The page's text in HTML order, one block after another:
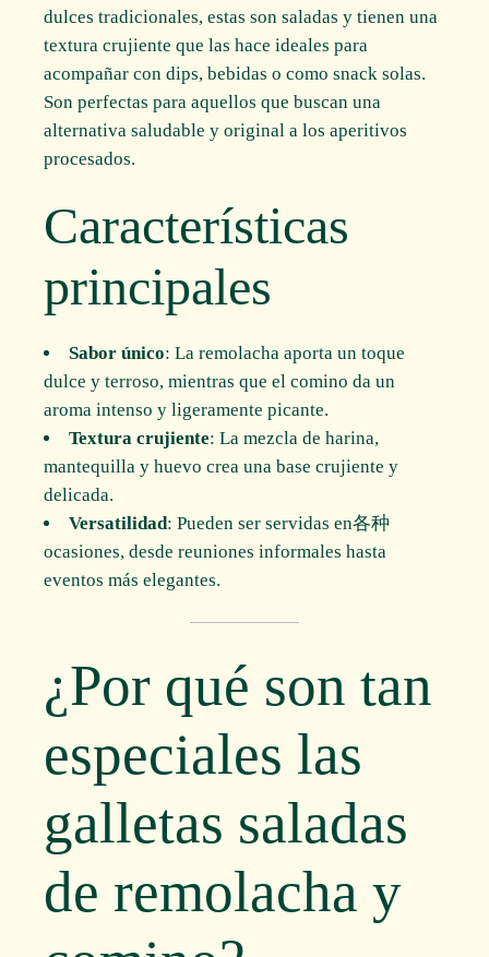
dulces tradicionales, estas son saladas y tienen una
textura crujiente que las hace ideales para
acompañar con dips, bebidas o como snack solas.
Son perfectas para aquellos que buscan una
alternativa saludable y original a los aperitivos
procesados.
Características
principales
Sabor único: La remolacha aporta un toque
dulce y terroso, mientras que el comino da un
aroma intenso y ligeramente picante.
Textura crujiente: La mezcla de harina,
mantequilla y huevo crea una base crujiente y
delicada.
Versatilidad: Pueden ser servidas en各种
ocasiones, desde reuniones informales hasta
eventos más elegantes.
¿Por qué son tan
especiales las
galletas saladas
de remolacha y